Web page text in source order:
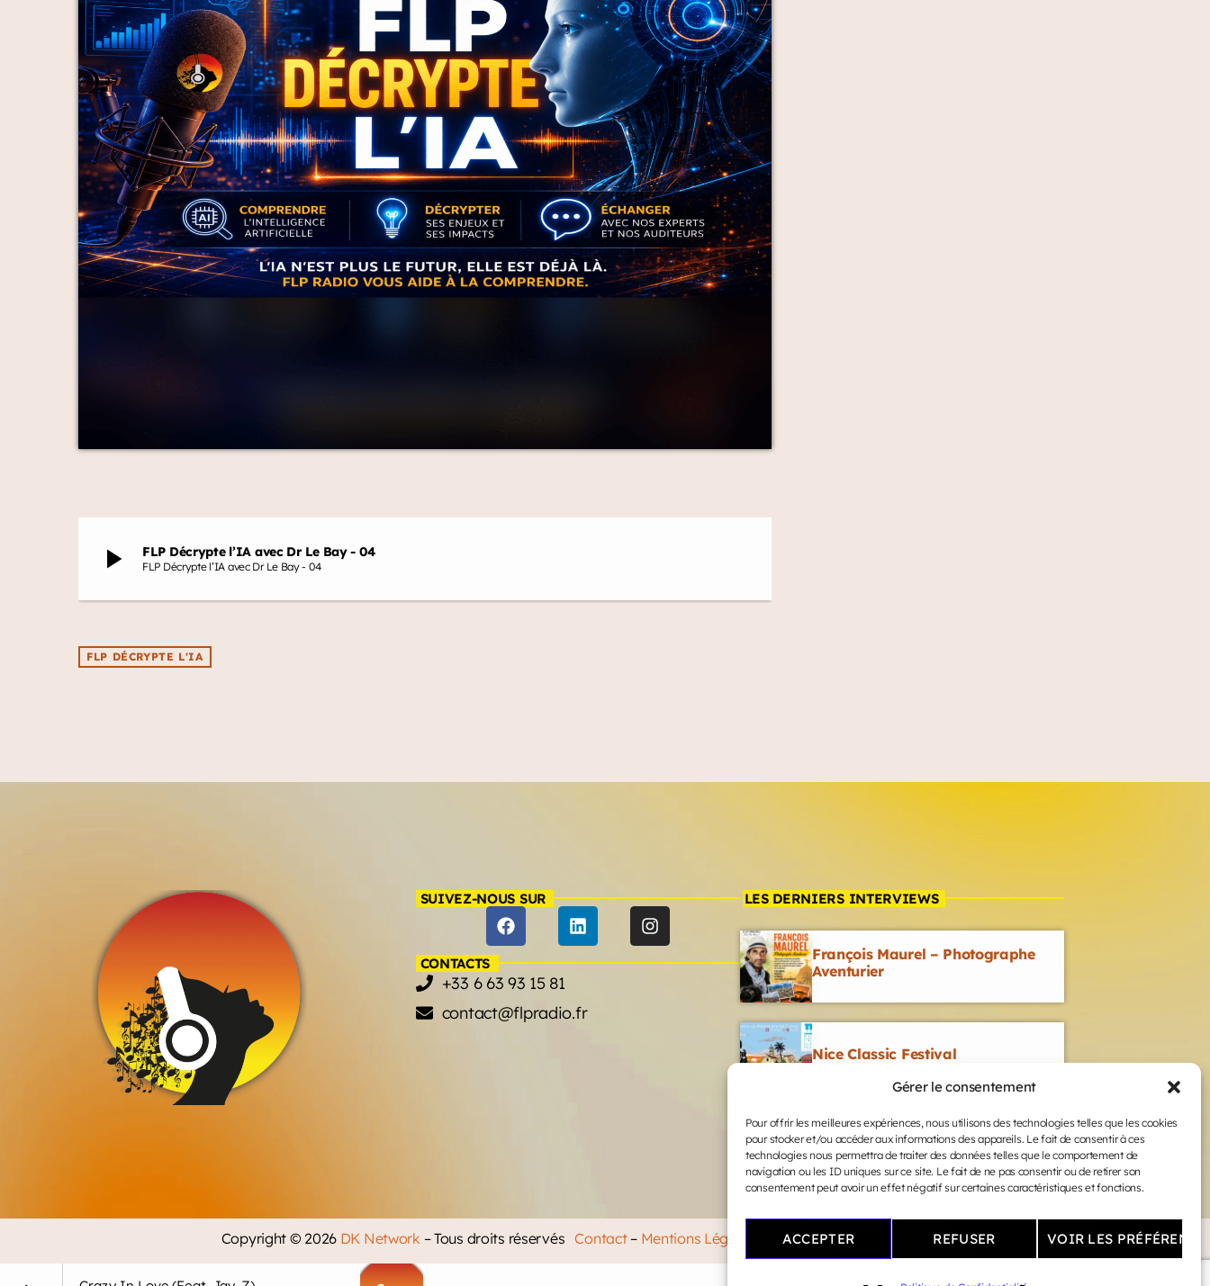
Gérer le consentement
Pour offrir les meilleures expériences, nous utilisons des technologies telles que les cookies
pour stocker et/ou accéder aux informations des appareils. Le fait de consentir à ces
technologies nous permettra de traiter des données telles que le comportement de
navigation ou les ID uniques sur ce site. Le fait de ne pas consentir ou de retirer son
consentement peut avoir un effet négatif sur certaines caractéristiques et fonctions.
ACCEPTER REFUSER VOIR LES
play_arrow FLP Décrypte l’IA avec Dr Le Bay - 04
FLP Décrypte l’IA avec Dr Le Bay - 04
FLP DÉCRYPTE L'IA
SUIVEZ-NOUS SUR
CONTACTS
+33 6 63 93 15 81
contact@flpradio.fr
LES DERNIERS INTERVIEWS
François Maurel – Photographe
Aventurier
Nice Classic Festival
Copyright © 2026 DK Network – Tous droits réservésContact– Mentions Légales CGV–Politique de Confidentialité